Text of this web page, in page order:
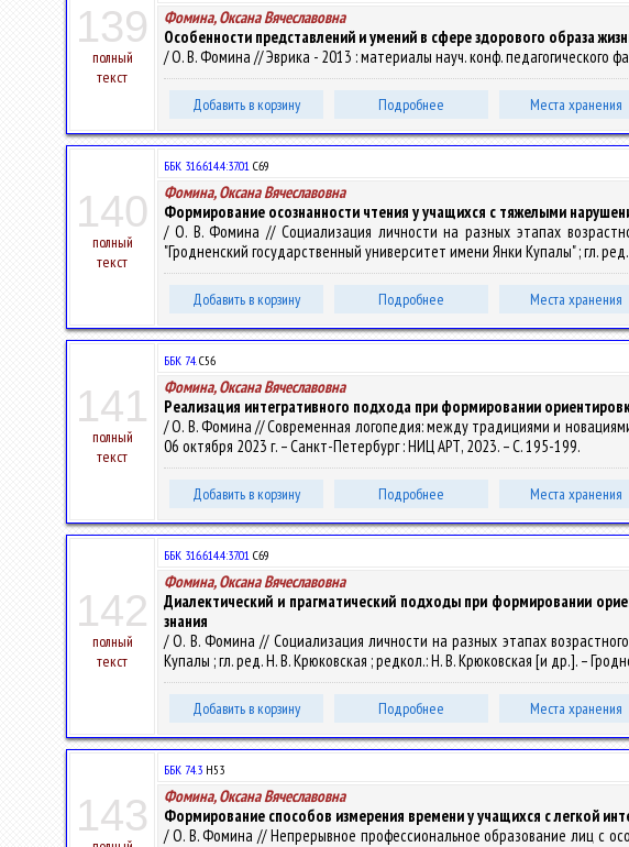
139
полный
текст
Фомина, Оксана Вячеславовна
Особенности представлений и умений в сфере здорового образа
/ О. В. Фомина // Эврика - 2013 : материалы науч. конф. педагогического
Добавить в корзину Подробнее Места хранения
140
полный
текст
ББК 316.614.4:37.01 С69
Фомина, Оксана Вячеславовна
Формирование осознанности чтения у учащихся с тяжелыми
/ О. В. Фомина // Социализация личности на разных этапах
"Гродненский государственный университет имени Янки Купалы" ; гл.
Добавить в корзину Подробнее Места хранения
141
полный
текст
ББК 74.С56
Фомина, Оксана Вячеславовна
Реализация интегративного подхода при формировании
/ О. В. Фомина // Современная логопедия: между традициями и
06 октября 2023 г. – Санкт-Петербург : НИЦ АРТ, 2023. – С. 195-199.
Добавить в корзину Подробнее Места хранения
142
полный
текст
ББК 316.614.4:37.01 С69
Фомина, Оксана Вячеславовна
Диалектический и прагматический подходы при формировании
знания
/ О. В. Фомина // Социализация личности на разных этапах
Купалы ; гл. ред. Н. В. Крюковская ; редкол.: Н. В. Крюковская [и др.]. –
Добавить в корзину Подробнее Места хранения
143
ББК 74.3 Н53
Фомина, Оксана Вячеславовна
Формирование способов измерения времени у учащихся с легкой
/ О. В. Фомина // Непрерывное профессиональное образование лиц с